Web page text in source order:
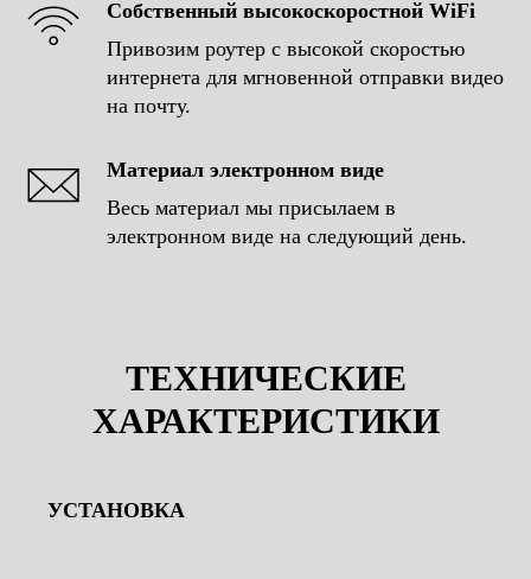
Собственный высокоскоростной WiFi
Привозим роутер с высокой скоростью
интернета для мгновенной отправки видео
на почту.
Материал электронном виде
Весь материал мы присылаем в
электронном виде на следующий день.
ТЕХНИЧЕСКИЕ
ХАРАКТЕРИСТИКИ
УСТАНОВКА